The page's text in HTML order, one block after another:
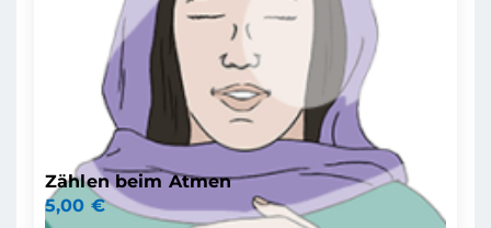
Zählen beim Atmen
5,00 €